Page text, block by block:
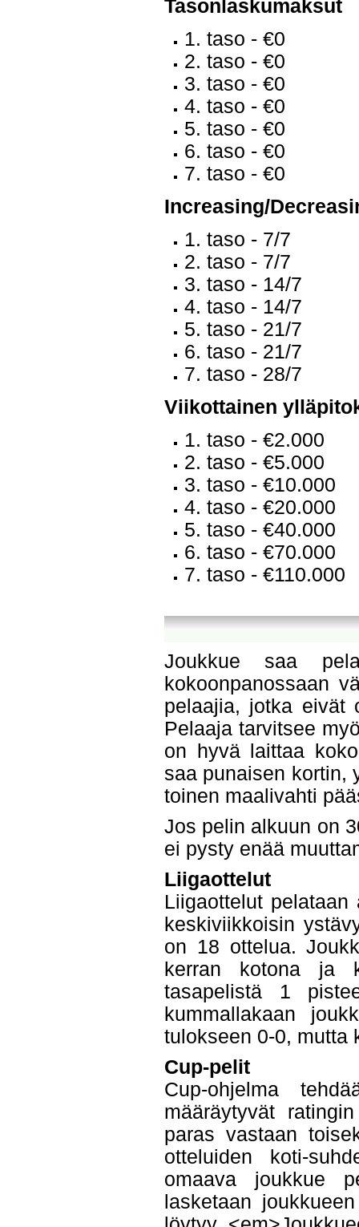
Tasonlaskumaksut
1. taso - €0
2. taso - €0
3. taso - €0
4. taso - €0
5. taso - €0
6. taso - €0
7. taso - €0
Increasing/
1. taso - 7/7
2. taso - 7/7
3. taso - 14/7
4. taso - 14/7
5. taso - 21/7
6. taso - 21/7
7. taso - 28/7
Viikottainen
1. taso - €2.000
2. taso - €5.000
3. taso - €10.000
4. taso - €20.000
5. taso - €40.000
6. taso - €70.000
7. taso - €110.000
Joukkue saa
kokoonpanossaan
pelaajia, jotka eivät
Pelaaja tarvitsee
on hyvä laittaa
saa punaisen kortin,
toinen maalivahti
Jos pelin alkuun on
ei pysty enää
Liigaottelut
Liigaottelut
keskiviikkoisin
on 18 ottelua.
kerran kotona ja
tasapelistä 1
kummallakaan
tulokseen 0-0, mutta
Cup-pelit
Cup-ohjelma
määräytyvät
paras vastaan
otteluiden koti-
omaava joukkue
lasketaan